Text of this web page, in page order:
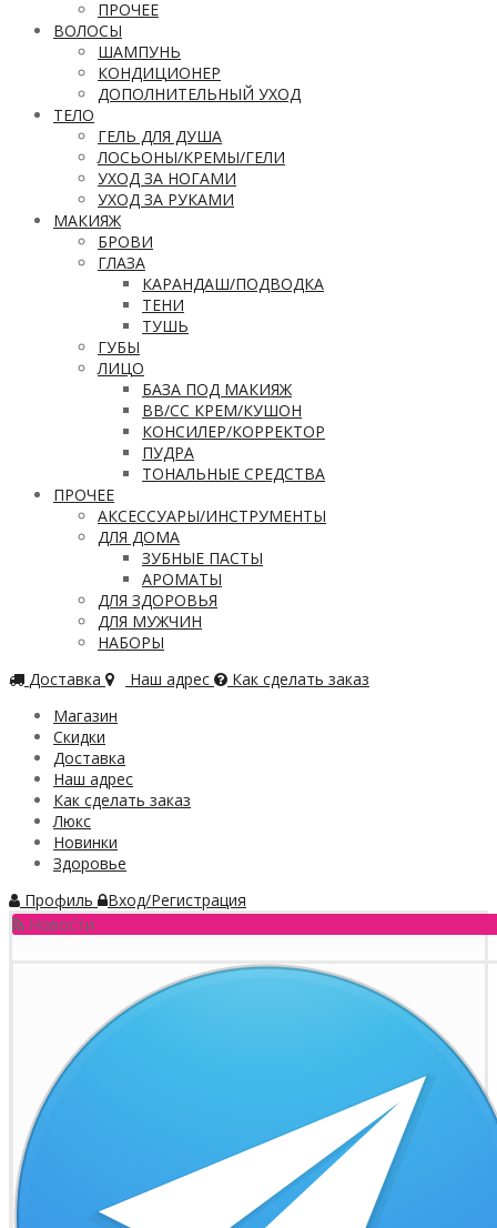
ПРОЧЕЕ
ВОЛОСЫ
ШАМПУНЬ
КОНДИЦИОНЕР
ДОПОЛНИТЕЛЬНЫЙ УХОД
ТЕЛО
ГЕЛЬ ДЛЯ ДУША
ЛОСЬОНЫ/КРЕМЫ/ГЕЛИ
УХОД ЗА НОГАМИ
УХОД ЗА РУКАМИ
МАКИЯЖ
БРОВИ
ГЛАЗА
КАРАНДАШ/ПОДВОДКА
ТЕНИ
ТУШЬ
ГУБЫ
ЛИЦО
БАЗА ПОД МАКИЯЖ
ВВ/CC КРЕМ/КУШОН
КОНСИЛЕР/КОРРЕКТОР
ПУДРА
ТОНАЛЬНЫЕ СРЕДСТВА
ПРОЧЕЕ
АКСЕССУАРЫ/ИНСТРУМЕНТЫ
ДЛЯ ДОМА
ЗУБНЫЕ ПАСТЫ
АРОМАТЫ
ДЛЯ ЗДОРОВЬЯ
ДЛЯ МУЖЧИН
НАБОРЫ
Доставка
Наш адрес
Как сделать заказ
Магазин
Скидки
Доставка
Наш адрес
Как сделать заказ
Люкс
Новинки
Здоровье
Профиль
Вход/Регистрация
Новости